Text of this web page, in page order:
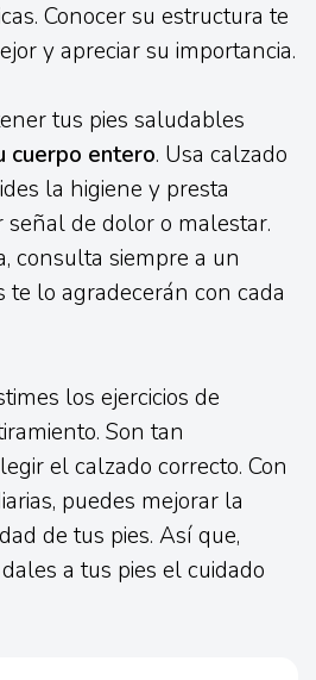
Conocer su estructura te
y apreciar su importancia.
tus pies saludables
cuerpo entero. Usa calzado
la higiene y presta
de dolor o malestar.
consulta siempre a un
te lo agradecerán con cada
los ejercicios de
Son tan
el calzado correcto. Con
puedes mejorar la
de tus pies. Así que,
a tus pies el cuidado